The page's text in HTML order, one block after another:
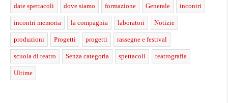
date spettacoli dove siamo formazione Generale incontri
incontri memoria la compagnia laboratori Notizie
produzioni Progetti progetti rassegne e festival
scuola di teatro Senza categoria spettacoli teatrografia
Ultime